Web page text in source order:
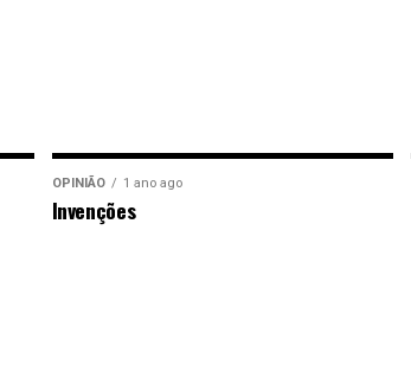
OPINIÃO 1 ano ago
Invenções